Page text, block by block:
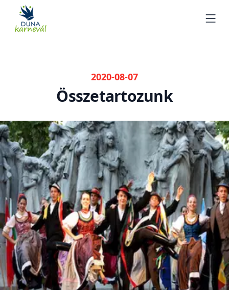
DunaKarnevál
2020-08-07
Összetartozunk